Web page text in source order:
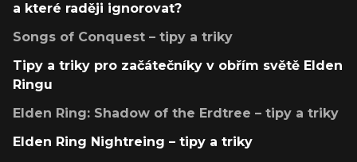
a které raději ignorovat?
Songs of Conquest – tipy a triky
Tipy a triky pro začátečníky v obřím světě Elden
Ringu
Elden Ring: Shadow of the Erdtree – tipy a triky
Elden Ring Nightreing – tipy a triky